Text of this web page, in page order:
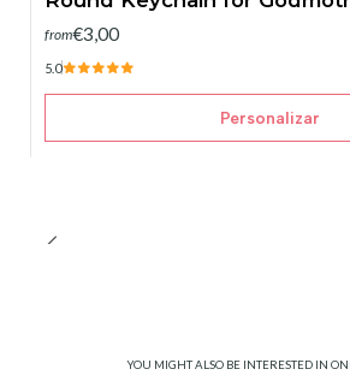
from€3,00
5.0
Personalizar
YOU MIGHT ALSO BE INTERESTED IN